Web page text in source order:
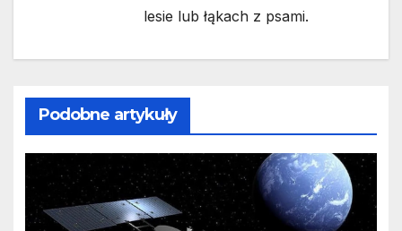
lesie lub łąkach z psami.
Podobne artykuły